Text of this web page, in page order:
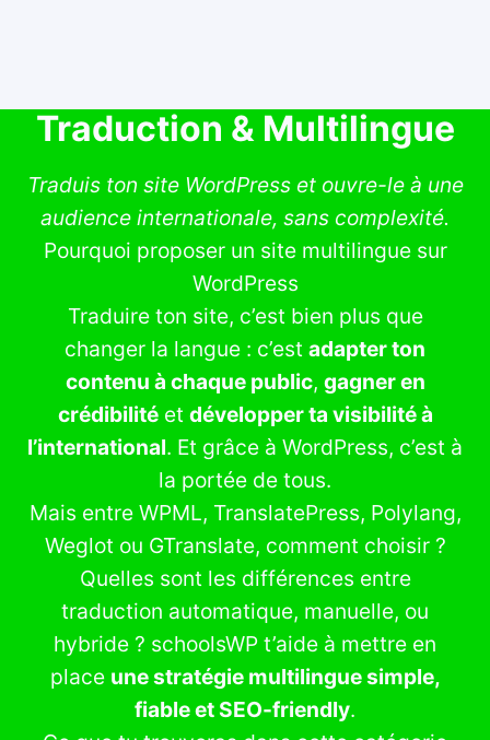
Traduction & Multilingue
Traduis ton site WordPress et ouvre-le à une
audience internationale, sans complexité.
Pourquoi proposer un site multilingue sur
WordPress
Traduire ton site, c’est bien plus que
changer la langue : c’est adapter ton
contenu à chaque public, gagner en
crédibilitéet développer ta visibilité à
l’international. Et grâce à WordPress, c’est à
la portée de tous.
Mais entre WPML, TranslatePress, Polylang,
Weglot ou GTranslate, comment choisir ?
Quelles sont les différences entre
traduction automatique, manuelle, ou
hybride ? schoolsWP t’aide à mettre en
place une stratégie multilingue simple,
fiable et SEO-friendly.